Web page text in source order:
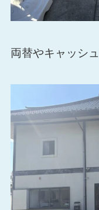
両替やキャッシ